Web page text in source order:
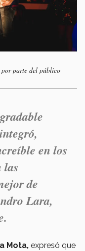
por parte del público
en los
las
de
Lara,
Mota, expresó que